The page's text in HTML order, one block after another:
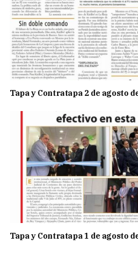
Tapa y Contratapa 2 de agosto
Tapa y Contratapa 1 de agosto